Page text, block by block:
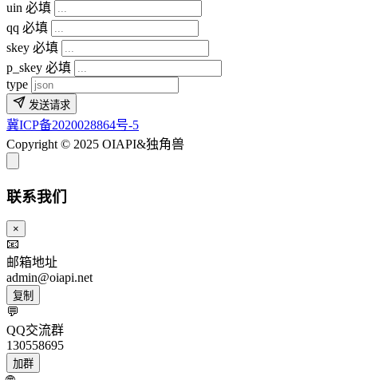
uin 必填
qq 必填
skey 必填
p_skey 必填
type
发送请求
冀ICP备2020028864号-5
Copyright © 2025 OIAPI&独角兽
联系我们
×
📧
邮箱地址
admin@oiapi.net
复制
💬
QQ交流群
130558695
加群